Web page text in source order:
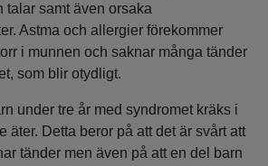
talar samt även orsaka
Astma och allergier förekommer
i munnen och saknar många tänder
som blir otydligt.
under tre år med syndromet kräks i
äter. Detta beror på att det är svårt att
tänder men även på att en del barn